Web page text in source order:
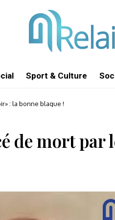
Sport & Culture
: la bonne blague !
de mort par